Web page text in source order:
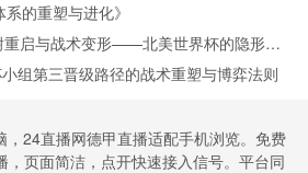
的重塑与进化》
重启与战术变形——北美世界杯的隐形博
组第三晋级路径的战术重塑与博弈法则
，24直播网德甲直播适配手机浏览。免费
，页面简洁，点开快速接入信号。平台同